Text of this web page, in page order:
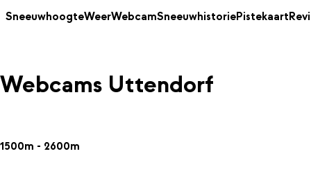
SneeuwhoogteWeerWebcamSneeuwhistoriePistekaart
Webcams Uttendorf
1500m - 2600m